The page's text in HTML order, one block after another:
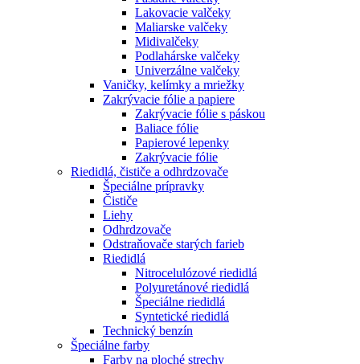
Lakovacie valčeky
Maliarske valčeky
Midivalčeky
Podlahárske valčeky
Univerzálne valčeky
Vaničky, kelímky a mriežky
Zakrývacie fólie a papiere
Zakrývacie fólie s páskou
Baliace fólie
Papierové lepenky
Zakrývacie fólie
Riedidlá, čističe a odhrdzovače
Špeciálne prípravky
Čističe
Liehy
Odhrdzovače
Odstraňovače starých farieb
Riedidlá
Nitrocelulózové riedidlá
Polyuretánové riedidlá
Špeciálne riedidlá
Syntetické riedidlá
Technický benzín
Špeciálne farby
Farby na ploché strechy